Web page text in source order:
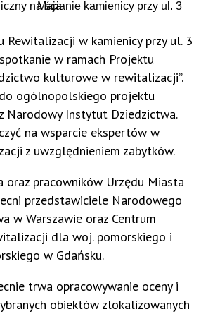
Rewitalizacji w kamienicy przy ul. 3
w ramach Projektu
kulturowe w rewitalizacji”.
do ogólnopolskiego projektu
Narodowy Instytut Dziedzictwa.
na wsparcie ekspertów w
z uwzględnieniem zabytków.
oraz pracowników Urzędu Miasta
przedstawiciele Narodowego
w Warszawie oraz Centrum
dla woj. pomorskiego i
w Gdańsku.
trwa opracowywanie oceny i
obiektów zlokalizowanych